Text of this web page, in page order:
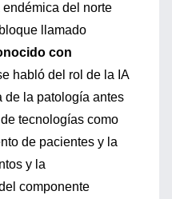
del norte
llamado
con
habló del rol de la IA
de la patología antes
tecnologías como
de pacientes y la
y la
componente